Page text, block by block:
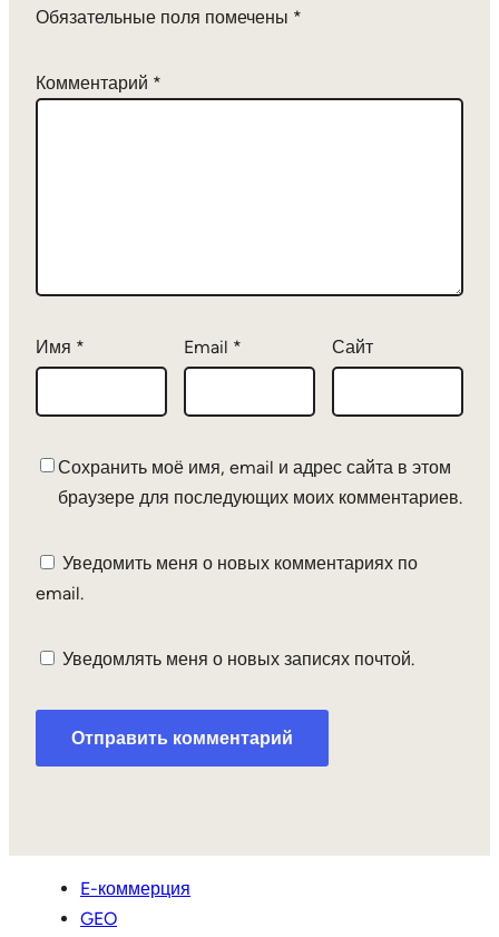
Обязательные поля помечены *
Комментарий *
Имя * Email * Сайт
Сохранить моё имя, email и адрес сайта в этом
браузере для последующих моих комментариев.
Уведомить меня о новых комментариях по
email.
Уведомлять меня о новых записях почтой.
E-коммерция
GEO